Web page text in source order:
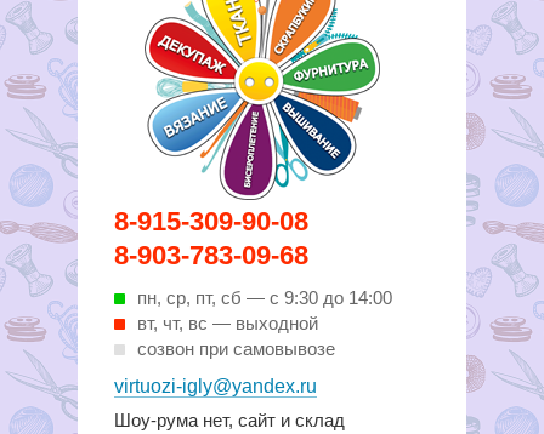
8-915-309-90-08
8-903-783-09-68
пн, ср, пт, cб — с 9:30 до 14:00
вт, чт, вс — выходной
созвон при самовывозе
virtuozi-igly@yandex.ru
Шоу-рума нет, сайт и склад
Вирутозы иглы. Товары для
шитья и рукоделья